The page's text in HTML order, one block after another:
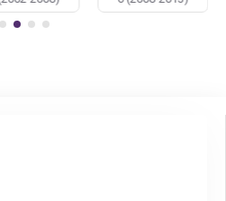
доступные цены,
любой город России.